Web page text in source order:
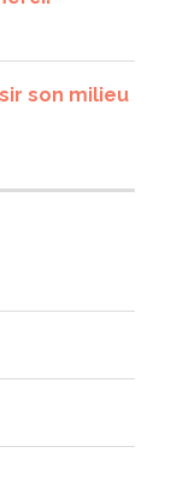
son milieu